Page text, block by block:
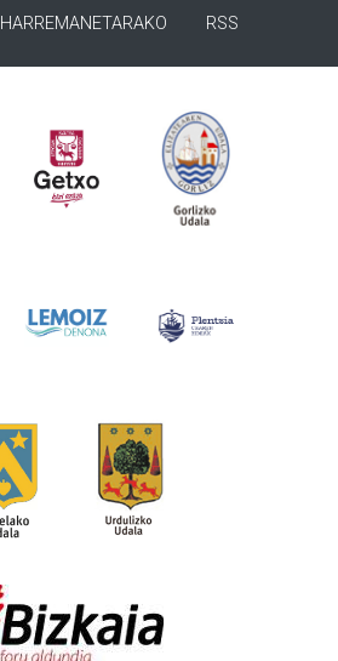
HARREMANETARAKO RSS